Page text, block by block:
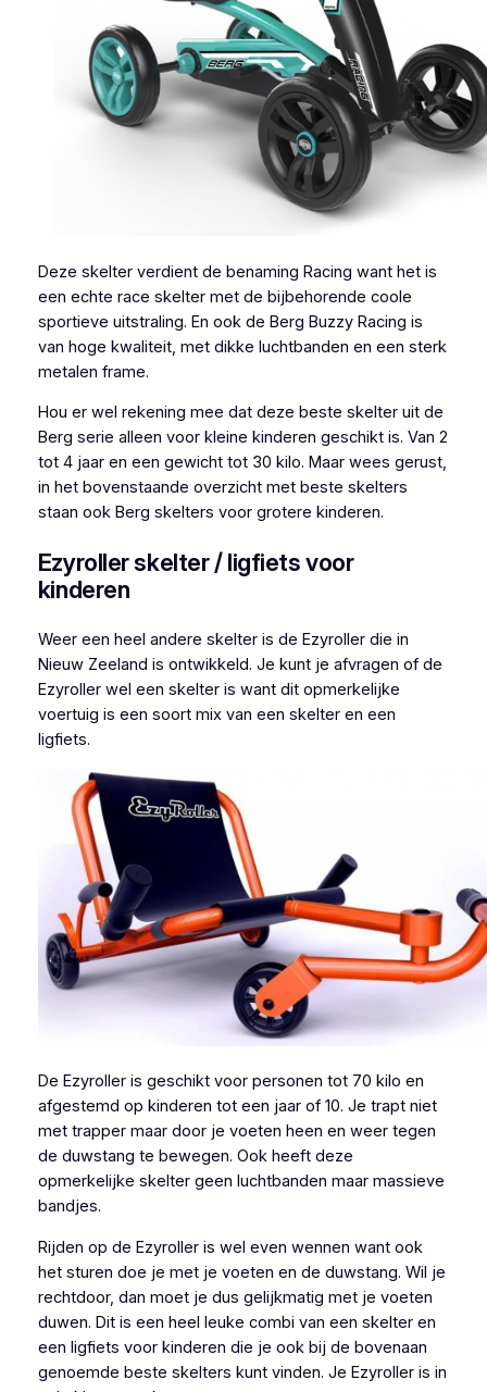
Deze skelter verdient de benaming Racing want het is
een echte race skelter met de bijbehorende coole
sportieve uitstraling. En ook de Berg Buzzy Racing is
van hoge kwaliteit, met dikke luchtbanden en een sterk
metalen frame.
Hou er wel rekening mee dat deze beste skelter uit de
Berg serie alleen voor kleine kinderen geschikt is. Van 2
tot 4 jaar en een gewicht tot 30 kilo. Maar wees gerust,
in het bovenstaande overzicht met beste skelters
staan ook Berg skelters voor grotere kinderen.
Ezyroller skelter / ligfiets voor
kinderen
Weer een heel andere skelter is de Ezyroller die in
Nieuw Zeeland is ontwikkeld. Je kunt je afvragen of de
Ezyroller wel een skelter is want dit opmerkelijke
voertuig is een soort mix van een skelter en een
ligfiets.
De Ezyroller is geschikt voor personen tot 70 kilo en
afgestemd op kinderen tot een jaar of 10. Je trapt niet
met trapper maar door je voeten heen en weer tegen
de duwstang te bewegen. Ook heeft deze
opmerkelijke skelter geen luchtbanden maar massieve
bandjes.
Rijden op de Ezyroller is wel even wennen want ook
het sturen doe je met je voeten en de duwstang. Wil je
rechtdoor, dan moet je dus gelijkmatig met je voeten
duwen. Dit is een heel leuke combi van een skelter en
een ligfiets voor kinderen die je ook bij de bovenaan
genoemde beste skelters kunt vinden. Je Ezyroller is in